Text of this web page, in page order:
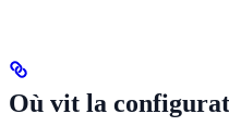
Où vit la